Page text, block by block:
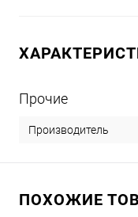
Прочие
Производитель
ПОХОЖИЕ